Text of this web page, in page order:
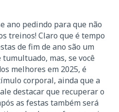
ano pedindo para que não
treinos! Claro que é tempo
de fim de ano são um
mas, se você
melhores em 2025, é
corporal, ainda que a
destacar que recuperar o
as festas também será